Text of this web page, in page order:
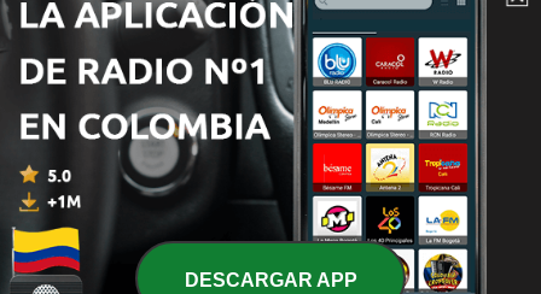
27 Murmullos
Que Dios Te Bendiga
28 No Identificado
LioG-G
29 Cada paso que das
Fantoche
30 Alerta Aborigen
AborigenDESCARGAR APP